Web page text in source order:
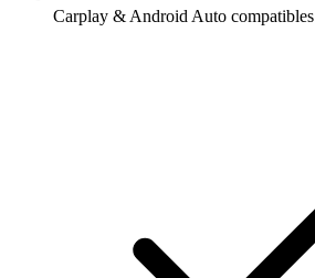
Carplay & Android Auto compatibles